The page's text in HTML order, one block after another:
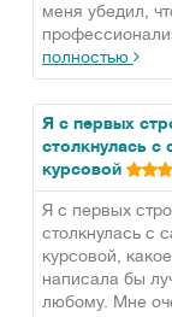
меня убедил,
полностью
Я с первых
столкнулась с
курсовой
Я с первых
столкнулась с
курсовой,
написала бы
любому. Мне